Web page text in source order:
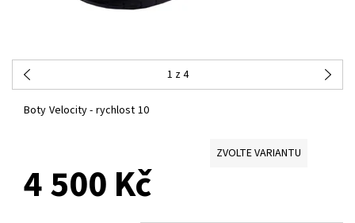
1 z 4
Boty Velocity - rychlost 10
ZVOLTE VARIANTU
4 500 Kč